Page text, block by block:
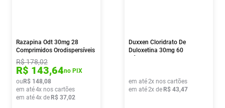
Razapina Odt 30mg 28
Comprimidos Orodispersíveis
R$178,02
R$ 143,64no PIX
ou R$ 148,08
em até4x nos cartões
em até4x de R$ 37,02
Duxxen Cloridrato De
Duloxetina 30mg 60
em até2x nos cartões
em até2x de R$ 43,47